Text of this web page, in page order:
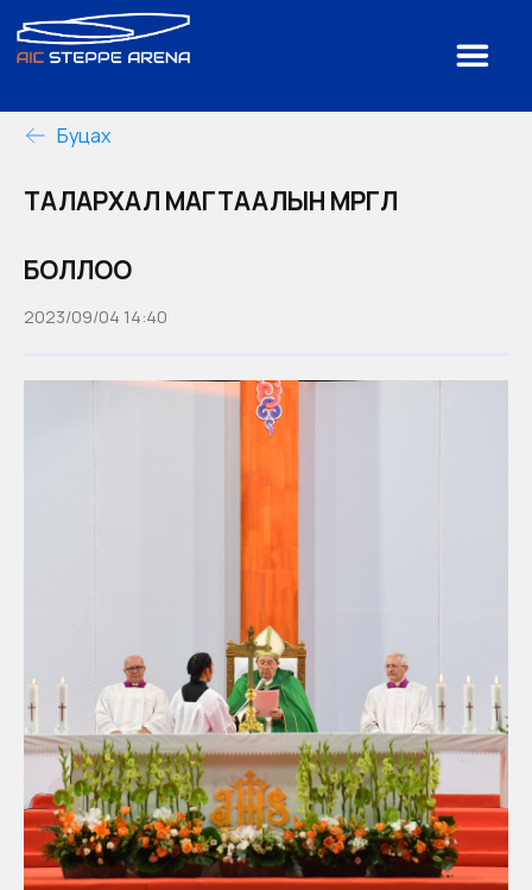
Буцах
ТАЛАРХАЛ МАГТААЛЫН МӨРГӨЛ
БОЛЛОО
2023/09/04 14:40